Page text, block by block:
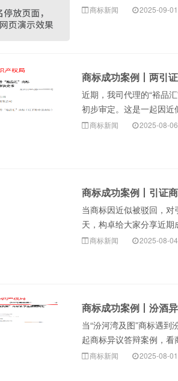
商标新闻 2025-09-01
商标成功案例丨两引
近期，我司代理的“裕品
初步审定。这是一起因近
商标新闻 2025-08-06
商标成功案例丨引证
当商标因近似被驳回，对
天，构卓给大家分享近期
商标新闻 2025-08-04
商标成功案例丨汾酒
当“汾河湾及图”商标遇
起商标异议答辩案例，看
商标新闻 2025-08-01